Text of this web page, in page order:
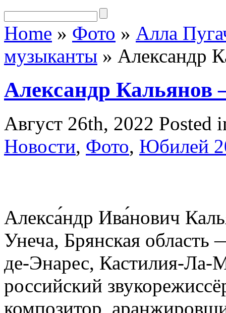
Home » Фото » Алла
музыканты » Александр
Александр Кальянов
Август 26th, 2022 Posted
Новости, Фото, Юбилей
Алекса́ндр Ива́нович
Унеча, Брянская область
де-Энарес, Кастилия-
российский
композитор,